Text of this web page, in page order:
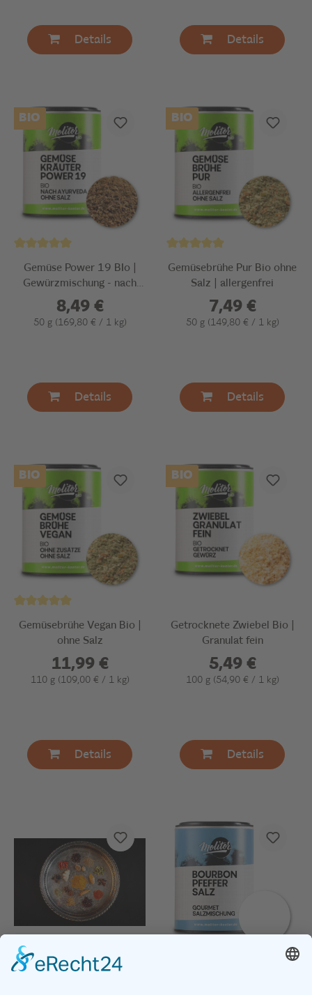
Details Details
BIO
Gemüse Power 19 BIo |
Gewürzmischung - nach
Ayurveda
8,49 €
50 g (169,80 € / 1 kg)
Details
BIO
Gemüsebrühe Pur Bio ohne
Salz | allergenfrei
7,49 €
50 g (149,80 € / 1 kg)
Details
BIO
Gemüsebrühe Vegan Bio |
ohne Salz
11,99 €
110 g (109,00 € / 1 kg)
Details
BIO
Getrocknete Zwiebel Bio |
Granulat fein
5,49 €
100 g (54,90 € / 1 kg)
Details
Gewürze Profi Schulung |
Tageskurs für